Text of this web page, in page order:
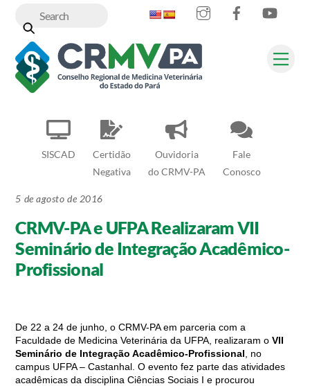
content
SISCAD
Certidão
Negativa
Ouvidoria
do CRMV-PA
Fale
Conosco
InstagramFacebook
5 de agosto de 2016
CRMV-PA e UFPA Realizaram VII
Seminário de Integração Acadêmico-
Profissional
De 22 a 24 de junho, o CRMV-PA em parceria com a
Faculdade de Medicina Veterinária da UFPA, realizaram oVII
Seminário de Integração Acadêmico-Profissional , no
campus UFPA – Castanhal. O evento fez parte das atividades
acadêmicas da disciplina Ciências Sociais I e procurou